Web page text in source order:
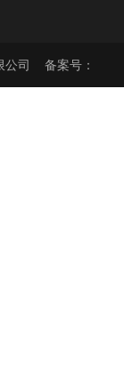
公司 备案号：